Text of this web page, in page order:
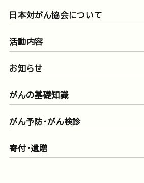
日本対がん協会について
活動内容
お知らせ
がんの基礎知識
がん予防・がん検診
寄付・遺贈